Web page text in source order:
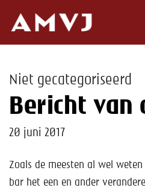
Wedstrijden
Jeugd
Niet gecategoriseerd
Bericht van
20 juni 2017
Zoals de meesten al wel
bar het een en ander